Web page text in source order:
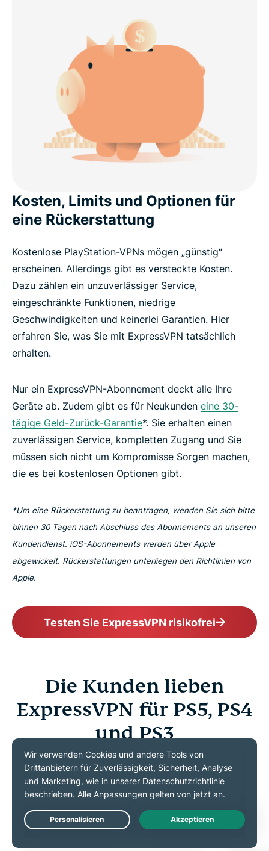
Kosten, Limits und Optionen für
eine Rückerstattung
Kostenlose PlayStation-VPNs mögen „günstig“
erscheinen. Allerdings gibt es versteckte Kosten.
Dazu zählen ein unzuverlässiger Service,
eingeschränkte Funktionen, niedrige
Geschwindigkeiten und keinerlei Garantien. Hier
erfahren Sie, was Sie mit ExpressVPN tatsächlich
erhalten.
Nur ein ExpressVPN-Abonnement deckt alle Ihre
Geräte ab. Zudem gibt es für Neukunden eine 30-
tägige Geld-Zurück-Garantie*. Sie erhalten einen
zuverlässigen Service, kompletten Zugang und Sie
müssen sich nicht um Kompromisse Sorgen machen,
die es bei kostenlosen Optionen gibt.
*Um eine Rückerstattung zu beantragen, wenden Sie sich bitte
binnen 30 Tagen nach Abschluss des Abonnements an unseren
Kundendienst. iOS-Abonnements werden über Apple
abgewickelt. Rückerstattungen unterliegen den Richtlinien von
Apple.
Testen Sie ExpressVPN risikofrei
Die Kunden lieben
ExpressVPN für PS5, PS4
und PS3
Zufriedene Abonnenten schätzen ExpressVPN wegen
seines zuverlässigen Schutzes und der einfachen
Einrichtung.
Live Chat